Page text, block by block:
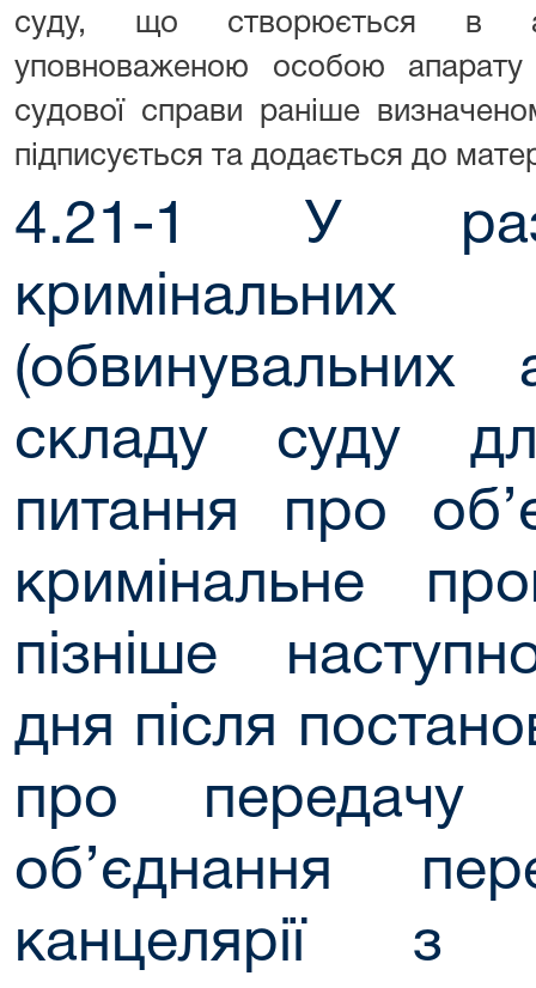
суду, що створюється в
уповноваженою особою апарату
судової справи раніше
підписується та додається до
4.21-1 У
кримінальних
(обвинувальних
складу суду
питання про
кримінальне
пізніше
дня після
про передачу
об’єднання
канцелярії з